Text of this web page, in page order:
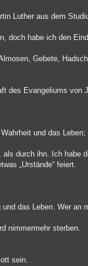
Luther aus dem
doch habe ich den
Gebete,
des Evangeliums von
und das
durch ihn. Ich
„Urstände“ feiert.
das Leben. Wer an
nimmermehr sterben.
sein.